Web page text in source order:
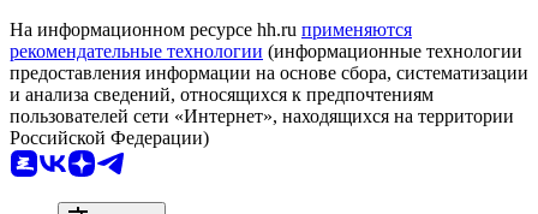
На информационном ресурсе hh.ru применяются
рекомендательные технологии (информационные технологии
предоставления информации на основе сбора, систематизации
и анализа сведений, относящихся к предпочтениям
пользователей сети «Интернет», находящихся на территории
Российской Федерации)